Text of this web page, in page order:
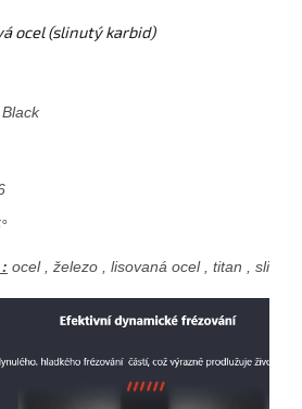
ocel (slinutý karbid)
ocel , železo , lisovaná ocel , titan ,